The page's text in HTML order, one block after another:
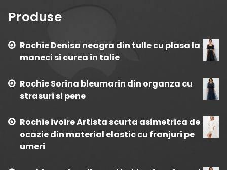
Produse
Rochie Denisa neagra din tulle cu plasa la
maneci si curea in talie
Rochie Sorina bleumarin din organza cu
strasuri si pene
Rochie ivoire Artista scurta asimetrica de
ocazie din material elastic cu franjuri pe
umeri